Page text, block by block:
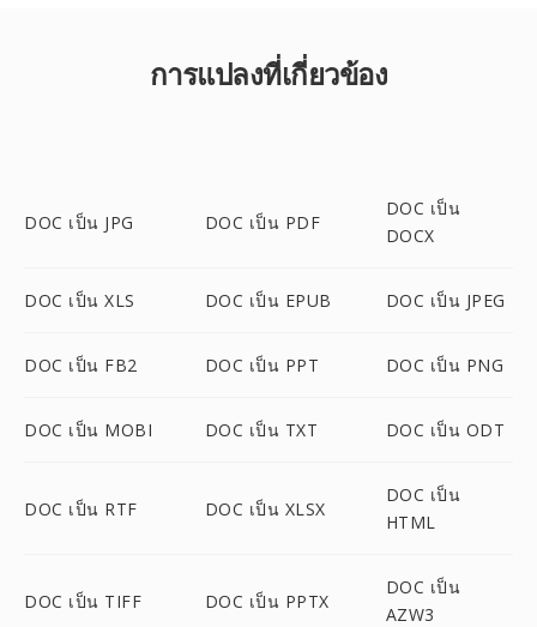
การแปลงที่เกี่ยวข้อง
DOC เป็น JPG DOC เป็น PDF
DOC เป็น
DOCX
DOC เป็น XLS DOC เป็น EPUB DOC เป็น JPEG
DOC เป็น FB2 DOC เป็น PPT DOC เป็น PNG
DOC เป็น MOBI DOC เป็น TXT DOC เป็น ODT
DOC เป็น RTF DOC เป็น XLSX
DOC เป็น
HTML
DOC เป็น TIFF DOC เป็น PPTX
DOC เป็น
AZW3